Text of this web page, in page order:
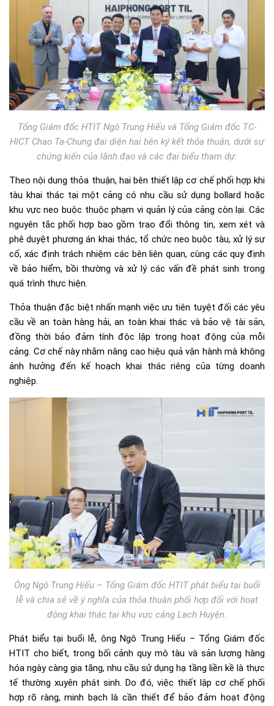
Tổng Giám đốc HTIT Ngô Trung Hiếu và Tổng Giám đốc TC-
HICT Chao Ta-Chung đại diện hai bên ký kết thỏa thuận, dưới sự
chứng kiến của lãnh đạo và các đại biểu tham dự.
Theo nội dung thỏa thuận, hai bên thiết lập cơ chế phối hợp khi
tàu khai thác tại một cảng có nhu cầu sử dụng bollard hoặc
khu vực neo buộc thuộc phạm vi quản lý của cảng còn lại. Các
nguyên tắc phối hợp bao gồm trao đổi thông tin, xem xét và
phê duyệt phương án khai thác, tổ chức neo buộc tàu, xử lý sự
cố, xác định trách nhiệm các bên liên quan, cùng các quy định
về bảo hiểm, bồi thường và xử lý các vấn đề phát sinh trong
quá trình thực hiện.
Thỏa thuận đặc biệt nhấn mạnh việc ưu tiên tuyệt đối các yêu
cầu về an toàn hàng hải, an toàn khai thác và bảo vệ tài sản,
đồng thời bảo đảm tính độc lập trong hoạt động của mỗi
cảng. Cơ chế này nhằm nâng cao hiệu quả vận hành mà không
ảnh hưởng đến kế hoạch khai thác riêng của từng doanh
nghiệp.
Ông Ngô Trung Hiếu – Tổng Giám đốc HTIT phát biểu tại buổi
lễ và chia sẻ về ý nghĩa của thỏa thuận phối hợp đối với hoạt
động khai thác tại khu vực cảng Lạch Huyện.
Phát biểu tại buổi lễ, ông Ngô Trung Hiếu – Tổng Giám đốc
HTIT cho biết, trong bối cảnh quy mô tàu và sản lượng hàng
hóa ngày càng gia tăng, nhu cầu sử dụng hạ tầng liền kề là thực
tế thường xuyên phát sinh. Do đó, việc thiết lập cơ chế phối
hợp rõ ràng, minh bạch là cần thiết để bảo đảm hoạt động